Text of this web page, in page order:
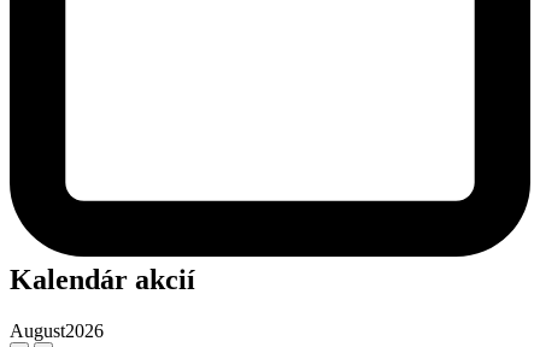
Kalendár akcií
August2026